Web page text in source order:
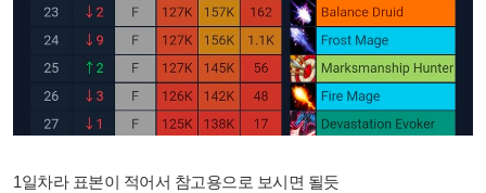
1일차라 표본이 적어서 참고용으로 보시면 될듯